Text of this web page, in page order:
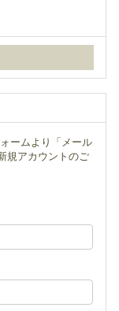
ームより「メール
規アカウントのご